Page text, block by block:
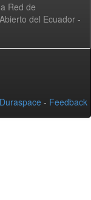
Red de
del Ecuador -
Duraspace - Feedback